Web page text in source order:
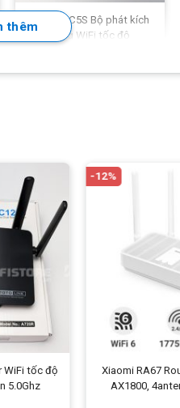
Tenda AC5S Bộ phát kích
sóng WiFi tốc độ
499.000₫–545.000₫
-9%
Tenda AC8 Router WiFi tốc
độ 1167Mbps, 4 anten 6dBi,
1Wan/3Lan Gigabit
thêm
WiFi tốc độ
5.0Ghz
-12%
Xiaomi RA67
AX1800,